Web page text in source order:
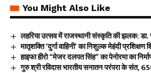
You Might Also Like
लहरिया उत्सव में राजस्थानी संस्कृति की झलक: डा.
मातृशक्ति ‘दुर्गा वाहिनी’ का निशुल्क मेहंदी प्रशिक्षण
हाइफा हीरो “मेजर दलपत सिंह” का पेनोरमा का
गुरु श्री रविदास भारतीय सनातन परंपरा के संत,